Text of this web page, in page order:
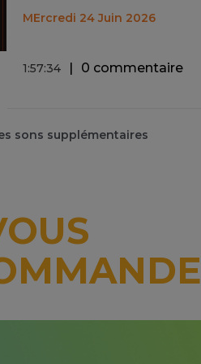
MErcredi 24 Juin 2026
1:57:34 0 commentaire
sons supplémentaires